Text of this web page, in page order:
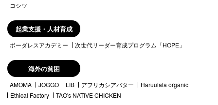
コシツ
起業支援・人材育成
ボーダレスアカデミー 次世代リーダー育成プログラム「HOPE」
海外の貧困
AMOMA JOGGO LIB アフリカシアバター
Haruulala organic
Ethical Factory
TAO's NATIVE CHICKEN